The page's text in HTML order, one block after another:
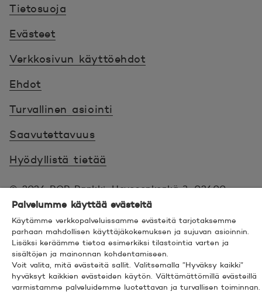
Tietosuoja
Evästeet
Verkkosivun käyttöehdot
Ehdot
Turvallinen asiointi
Saavutettavuus
Hyödyllistä tietää
© 2026 POP Pankki,Hevosenkenkä 3, 02600
ESPOO
Seuraa meitä sosiaalisessa mediassa
Linkedin
Avautuu uuteen ikkunaan.
Facebook
Avautuu uuteen ikkunaan.
Instagram
Avautuu uuteen ikkunaan.
YouTube
Avautuu uuteen ikkunaan.
Palvelumme käyttää evästeitä
Käytämme verkkopalveluissamme evästeitä tarjotaksemme
parhaan mahdollisen käyttäjäkokemuksen ja sujuvan asioinnin.
Lisäksi keräämme tietoa esimerkiksi tilastointia varten ja
sisältöjen ja mainonnan kohdentamiseen.
Voit valita, mitä evästeitä sallit. Valitsemalla ”Hyväksy kaikki”
hyväksyt kaikkien evästeiden käytön. Välttämättömillä evästeillä
varmistamme palveluidemme luotettavan ja turvallisen toiminnan.